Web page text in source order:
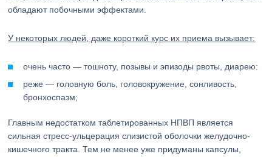
обладают побочными эффектами.
У некоторых людей, даже короткий курс их приема вызывает:
очень часто — тошноту, позывы и эпизоды рвоты, диарею:
реже — головную боль, головокружение, сонливость,
бронхоспазм;
Главным недостатком таблетированных НПВП является
сильная стресс-ульцерация слизистой оболочки желудочно-
кишечного тракта. Тем не менее уже придуманы капсулы,